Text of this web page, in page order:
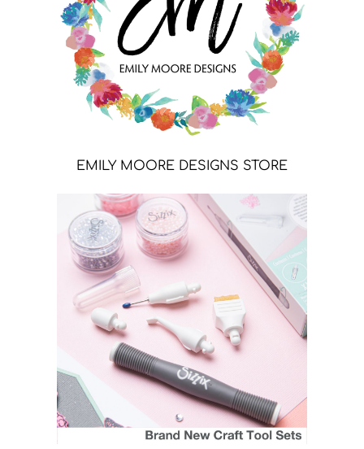
EMILY MOORE DESIGNS STORE